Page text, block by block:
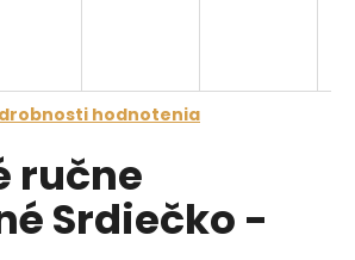
hodnotenia
ručne
Srdiečko -